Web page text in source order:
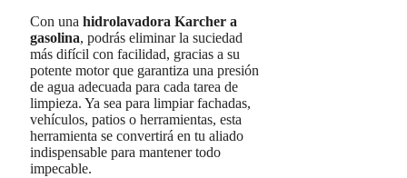
Con una hidrolavadora Karcher a
gasolina, podrás eliminar la suciedad
más difícil con facilidad, gracias a su
potente motor que garantiza una presión
de agua adecuada para cada tarea de
limpieza. Ya sea para limpiar fachadas,
vehículos, patios o herramientas, esta
herramienta se convertirá en tu aliado
indispensable para mantener todo
impecable.